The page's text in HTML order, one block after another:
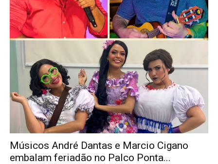
Músicos André Dantas e Marcio Cigano
embalam feriadão no Palco Ponta...